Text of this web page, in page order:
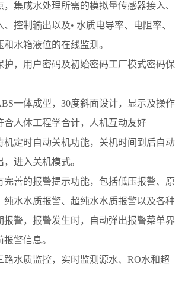
，集成水处理所需的模拟量传感器接入、
控制输出以及• 水质电导率、电阻率、
水箱液位的在线监测。
，用户密码及初始密码工厂模式密码保
一体成型，30度斜面设计，显示及操作
合人体工程学合计，人机互动友好
定时自动关机功能，关机时间到后自动
进入关机模式。
善的报警提示功能，包括低压报警、原
纯水水质报警、超纯水水质报警以及各种
报警，报警发生时，自动弹出报警菜单界
警信息。
水质监控，实时监测源水、RO水和超